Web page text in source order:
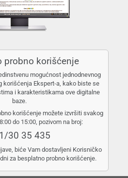
probno korišćenje
mogućnost jednodnevnog
korišćenja Ekspert-a, kako biste se
i karakteristikama ove digitalne
baze.
korišćenje možete izvršiti svakog
do 15:00, pozivom na broj:
30 35 435
biće Vam dostavljeni Korisničko
za besplatno probno korišćenje.